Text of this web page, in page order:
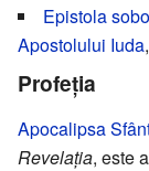
Epistola
Apostolului Iuda
Profeţia
Apocalipsa
Revelaţia, este